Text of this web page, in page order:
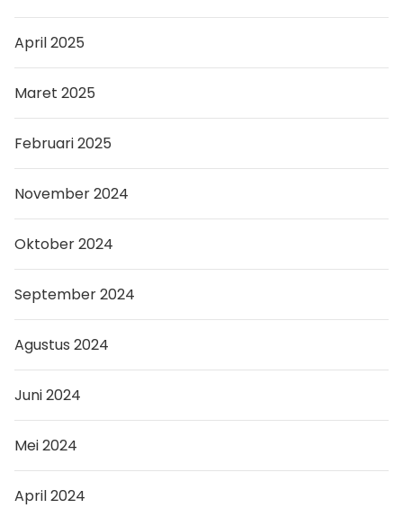
April 2025
Maret 2025
Februari 2025
November 2024
Oktober 2024
September 2024
Agustus 2024
Juni 2024
Mei 2024
April 2024